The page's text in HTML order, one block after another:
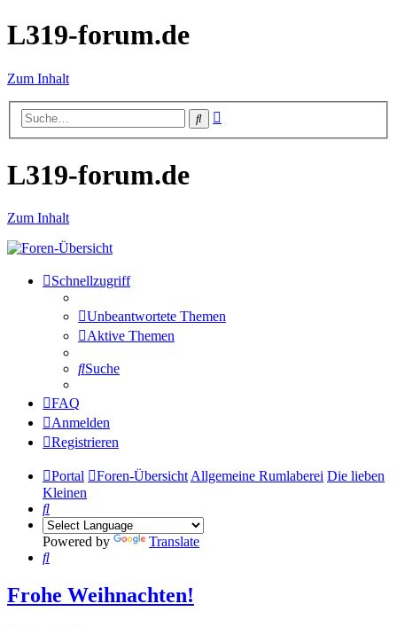
L319-forum.de
Zum Inhalt
Suche
L319-forum.de
Zum Inhalt
Schnellzugriff
Unbeantwortete Themen
Aktive Themen
Suche
FAQ
Anmelden
Registrieren
Portal Foren-Übersicht Allgemeine Rumlaberei Die lieben
Kleinen
Suche
Powered by
Translate
Suche
Frohe Weihnachten!